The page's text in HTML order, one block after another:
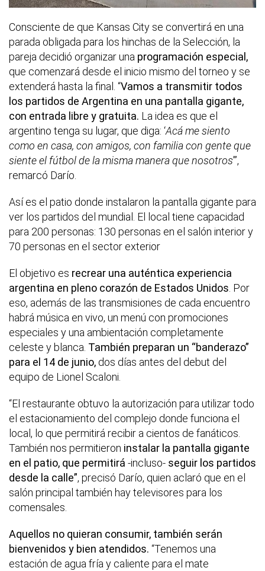
Consciente de que Kansas City se convertirá en una
parada obligada para los hinchas de la Selección, la
pareja decidió organizar una programación especial,
que comenzará desde el inicio mismo del torneo y se
extenderá hasta la final. “Vamos a transmitir todos
los partidos de Argentina en una pantalla gigante,
con entrada libre y gratuita. La idea es que el
argentino tenga su lugar, que diga: ‘Acá me siento
como en casa, con amigos, con familiacon gente que
siente el fútbol de la misma manera que nosotros’”,
remarcó Darío.
Así es el patio donde instalaron la pantalla gigante para
ver los partidos del mundial. El local tiene capacidad
para 200 personas: 130 personas en el salón interior y
70 personas en el sector exterior
El objetivo es recrear una auténtica experiencia
argentina en pleno corazón de Estados Unidos. Por
eso, además de las transmisiones de cada encuentro
habrá música en vivo, un menú con promociones
especiales y una ambientación completamente
celeste y blanca. También preparan un “banderazo”
para el 14 de junio, dos días antes del debut del
equipo de Lionel Scaloni.
“El restaurante obtuvo la autorización para utilizar todo
el estacionamiento del complejo donde funciona el
local, lo que permitirá recibir a cientos de fanáticos.
También nos permitieron instalar la pantalla gigante
en el patio, que permitirá -incluso- seguir los partidos
desde la calle”, precisó Darío, quien aclaró que en el
salón principal también hay televisores para los
comensales.
Aquellos no quieran consumir, también serán
bienvenidos y bien atendidos. “Tenemos una
estación de agua fría y caliente para el mate